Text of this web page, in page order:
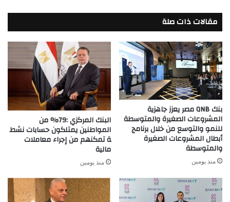
مقالات ذات صلة
بنك QNB مصر يعزز جاهزية
المشروعات الصغيرة والمتوسطة
للنمو والتوسع من خلال برنامج
أبطال المشروعات الصغيرة
والمتوسطة
منذ يومين
البنك المركزي :79% من
المواطنين يمتلكون حسابات نشط
ة تمكنهم من إجراء معاملات
مالية
منذ يومين